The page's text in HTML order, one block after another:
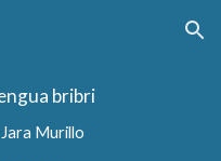
Skip to navigation
bribri
Murillo